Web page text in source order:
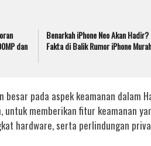
dan
Benarkah iPhone Neo Akan Hadir?
Fakta di Balik Rumor iPhone
besar pada aspek keamanan dalam
memberikan fitur keamanan
hardware, serta perlindungan